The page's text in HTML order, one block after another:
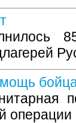
операции